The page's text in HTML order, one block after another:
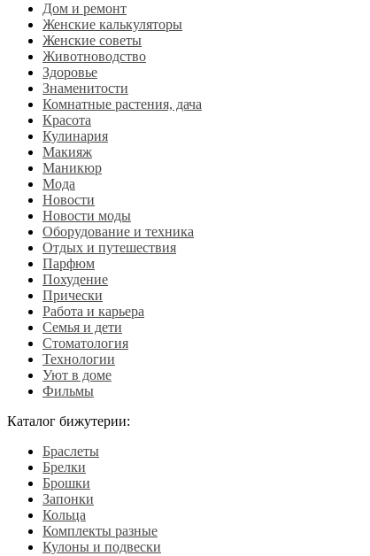
Дом и ремонт
Женские калькуляторы
Женские советы
Животноводство
Здоровье
Знаменитости
Комнатные растения, дача
Красота
Кулинария
Макияж
Маникюр
Мода
Новости
Новости моды
Оборудование и техника
Отдых и путешествия
Парфюм
Похудение
Прически
Работа и карьера
Семья и дети
Стоматология
Технологии
Уют в доме
Фильмы
Каталог бижутерии:
Браслеты
Брелки
Брошки
Запонки
Кольца
Комплекты разные
Кулоны и подвески